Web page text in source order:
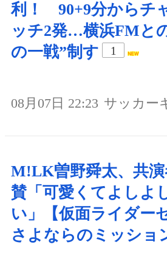
利！ 90+9分からチ
ッチ2発…横浜FMと
の一戦”制す
1
08月07日 22:23 サッカー
M!LK曽野舜太、共
賛「可愛くてよしよ
い」【仮面ライダー
さよならのミッショ